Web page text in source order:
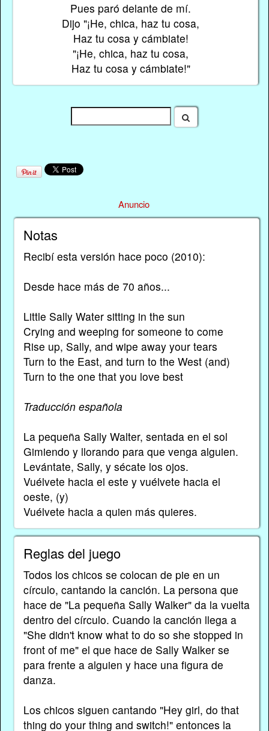
Pues paró delante de mí.
Dijo "¡He, chica, haz tu cosa,
Haz tu cosa y cámbiate!
"¡He, chica, haz tu cosa,
Haz tu cosa y cámbiate!"
Anuncio
Notas
Recibí esta versión hace poco (2010):
Desde hace más de 70 años...
Little Sally Water sitting in the sun
Crying and weeping for someone to come
Rise up, Sally, and wipe away your tears
Turn to the East, and turn to the West (and)
Turn to the one that you love best
Traducción española
La pequeña Sally Walter, sentada en el sol
Gimiendo y llorando para que venga alguien.
Levántate, Sally, y sécate los ojos.
Vuélvete hacia el este y vuélvete hacia el
oeste, (y)
Vuélvete hacia a quien más quieres.
Reglas del juego
Todos los chicos se colocan de pie en un
círculo, cantando la canción. La persona que
hace de "La pequeña Sally Walker" da la vuelta
dentro del círculo. Cuando la canción llega a
"She didn't know what to do so she stopped in
front of me" el que hace de Sally Walker se
para frente a alguien y hace una figura de
danza.
Los chicos siguen cantando "Hey girl, do that
thing do your thing and switch!" entonces la